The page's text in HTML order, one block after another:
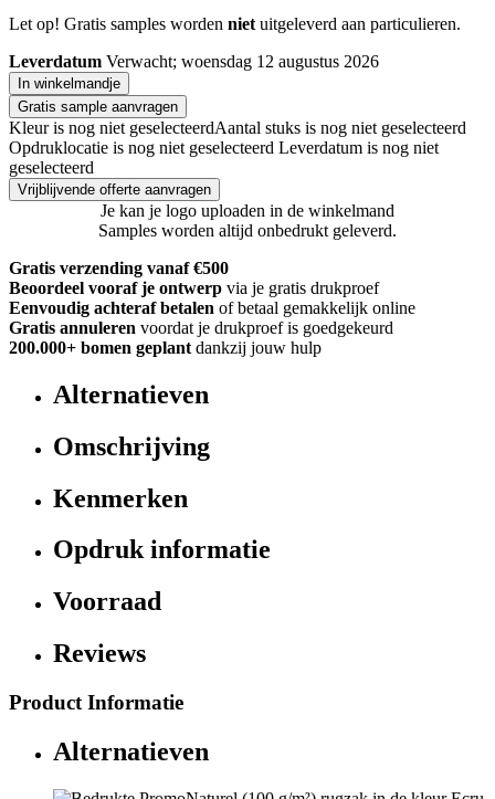
Let op! Gratis samples worden niet uitgeleverd aan particulieren.
Leverdatum Verwacht; woensdag 12 augustus 2026
In winkelmandje
Gratis sample aanvragen
Kleur is nog niet geselecteerdAantal stuks is nog niet geselecteerd
Opdruklocatie is nog niet geselecteerd Leverdatum is nog niet
geselecteerd
Vrijblijvende offerte aanvragen
Je kan je logo uploaden in de winkelmand
Samples worden altijd onbedrukt geleverd.
Gratis verzending vanaf €500
Beoordeel vooraf je ontwerp via je gratis drukproef
Eenvoudig achteraf betalen of betaal gemakkelijk online
Gratis annuleren voordat je drukproef is goedgekeurd
200.000+ bomen geplant dankzij jouw hulp
Alternatieven
Omschrijving
Kenmerken
Opdruk informatie
Voorraad
Reviews
Product Informatie
Alternatieven